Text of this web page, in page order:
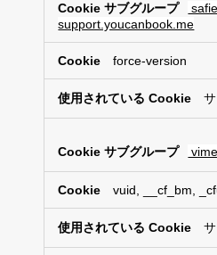
support.youcanbook.me
force-version
vuid, __cf_bm,